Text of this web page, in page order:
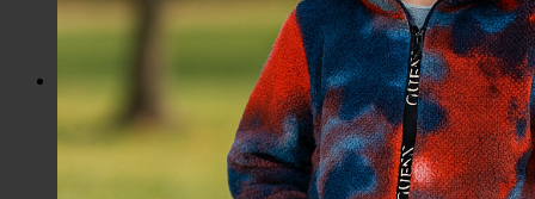
Slnečné okuliare
Hrnčeky a poháre s potlačou
Darčekové poukážky
Pánska móda
Tričká
Mikiny a svetre